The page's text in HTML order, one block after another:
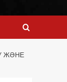
ЖӘНЕ